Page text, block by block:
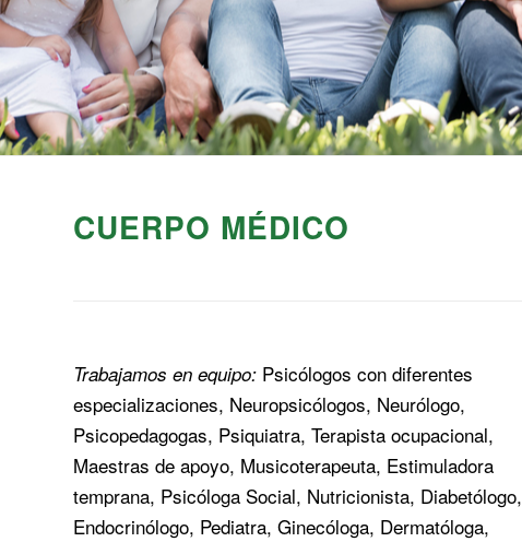
CUERPO MÉDICO
Trabajamos en equipo: Psicólogos con diferentes
especializaciones, Neuropsicólogos, Neurólogo,
Psicopedagogas, Psiquiatra, Terapista ocupacional,
Maestras de apoyo, Musicoterapeuta, Estimuladora
temprana, Psicóloga Social, Nutricionista, Diabetólogo,
Endocrinólogo, Pediatra, Ginecóloga, Dermatóloga,